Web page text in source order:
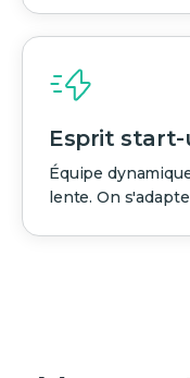
Esprit
Équipe
lente. On